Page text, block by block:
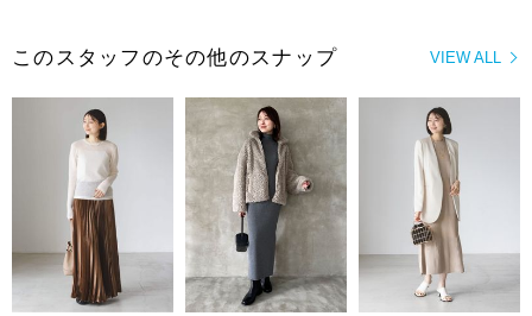
VIEW ALL
このスタッフのその他のスナップ